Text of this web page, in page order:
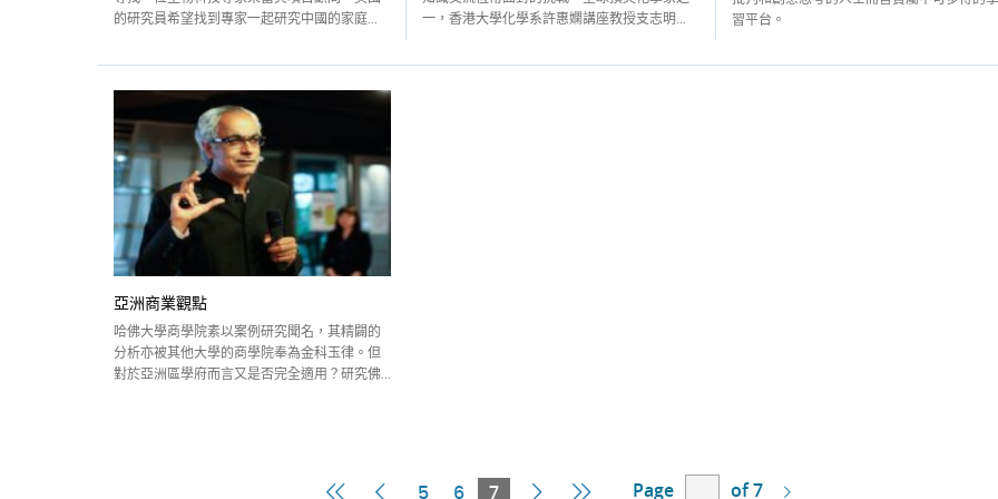
的研究員希望找到專家一起研究中國的家庭...
一，香港大學化學系許惠嫻講座教授支志明...
習平台。
亞洲商業觀點
哈佛大學商學院素以案例研究聞名，其精闢的
分析亦被其他大學的商學院奉為金科玉律。但
對於亞洲區學府而言又是否完全適用？研究佛...
FirstPrevious
5 6 7CurrentNext Last Page of 7